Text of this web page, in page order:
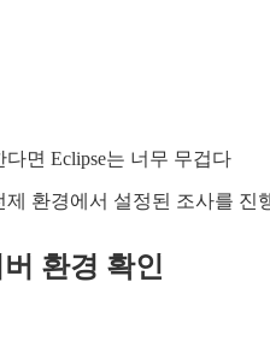
면 Eclipse는 너무 무겁다
제 환경에서 설정된 조사를 진
환경 확인